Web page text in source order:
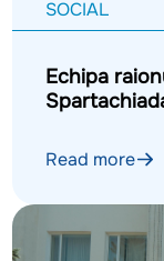
SOCIAL
Echipa
Read more